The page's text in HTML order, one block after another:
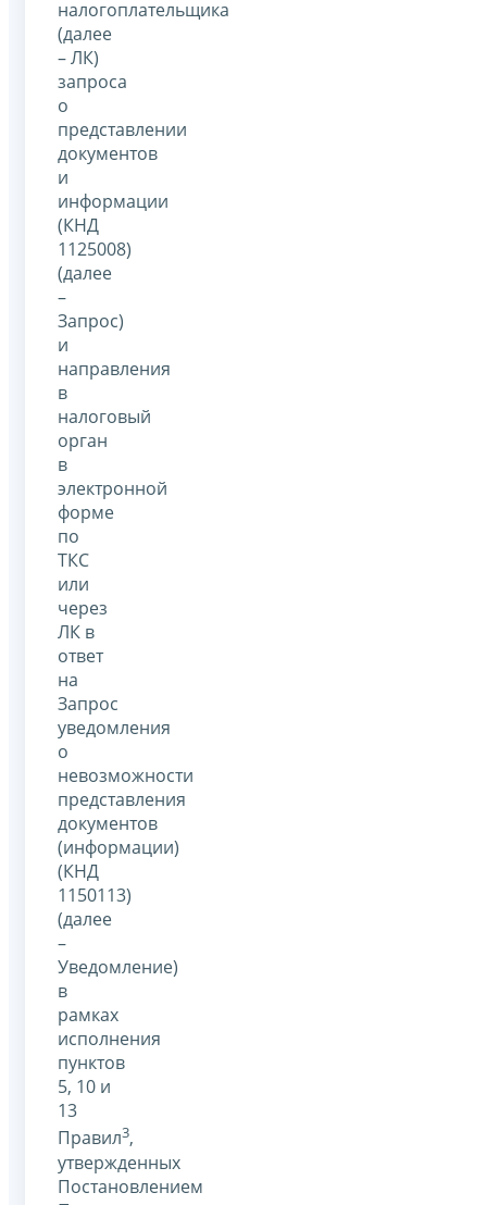
налогоплательщика
(далее
– ЛК)
запроса
о
представлении
документов
и
информации
(КНД
1125008)
(далее
–
Запрос)
и
направления
в
налоговый
орган
в
электронной
форме
по
ТКС
или
через
ЛК в
ответ
на
Запрос
уведомления
о
невозможности
представления
документов
(информации)
(КНД
1150113)
(далее
–
Уведомление)
в
рамках
исполнения
пунктов
5, 10 и
13
Правил3,
утвержденных
Постановлением